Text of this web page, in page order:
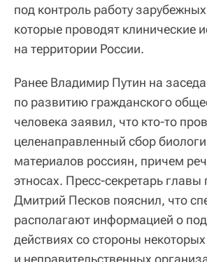
под контроль работу
которые проводят клинические
на территории России.
Ранее Владимир Путин на
по развитию гражданского
человека заявил, что кто-то
целенаправленный сбор
материалов россиян, причем
этносах. Пресс-секретарь главы
Дмитрий Песков пояснил, что
располагают информацией о
действиях со стороны
и неправительственных